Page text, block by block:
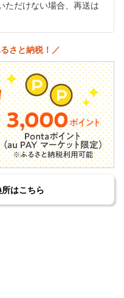
ただけない場合、再送は
さと納税！／
はこちら